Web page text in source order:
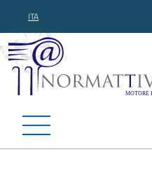
ITA